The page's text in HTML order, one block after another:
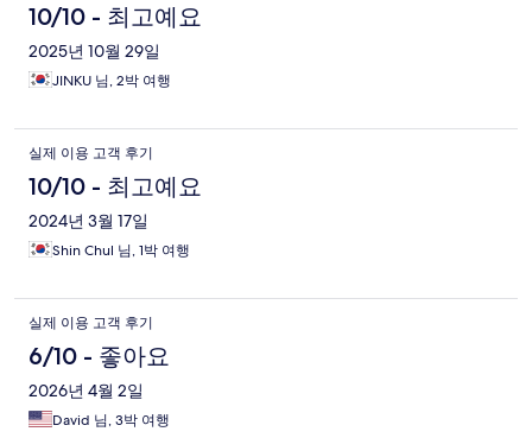
10/10 - 최고예요
2025년 10월 29일
JINKU 님, 2박 여행
실제 이용 고객 후기
10/10 - 최고예요
2024년 3월 17일
Shin Chul 님, 1박 여행
실제 이용 고객 후기
6/10 - 좋아요
2026년 4월 2일
David 님, 3박 여행